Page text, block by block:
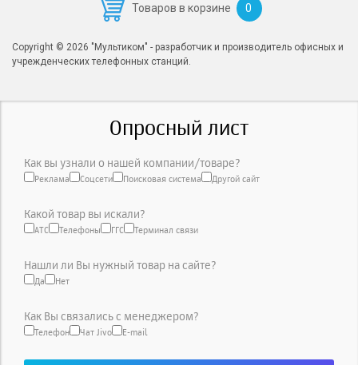
Товаров в корзине 0
Copyright © 2026 "Мультиком" - разработчик и производитель офисных и
учрежденческих телефонных станций.
Опросный лист
Как вы узнали о нашей компании/товаре?
Реклама Соцсети Поисковая система Другой сайт
Какой товар вы искали?
АТС Телефоны ГГС Терминал связи
Нашли ли Вы нужный товар на сайте?
Да Нет
Как Вы связались с менеджером?
Телефон Чат Jivo E-mail